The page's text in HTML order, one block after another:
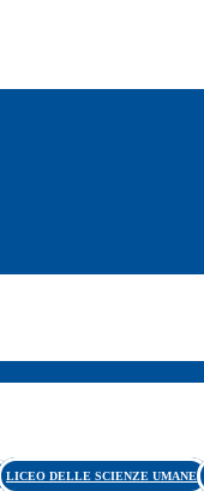
LICEO DELLE SCIENZE UMANE